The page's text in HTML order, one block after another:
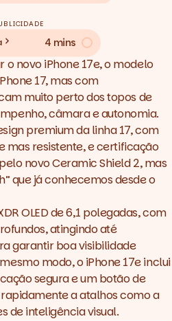
4 mins
novo iPhone 17e, o modelo
17, mas com
muito perto dos topos de
câmara e autonomia.
premiumda linha 17, com
mas resistente, e certificação
novo Ceramic Shield 2, mas
que já conhecemos desde o
OLED de 6,1 polegadas, com
atingindo até
garantir boa visibilidade
modo, o iPhone 17e inclui
segura e um botão de
a atalhos como a
de inteligência visual.